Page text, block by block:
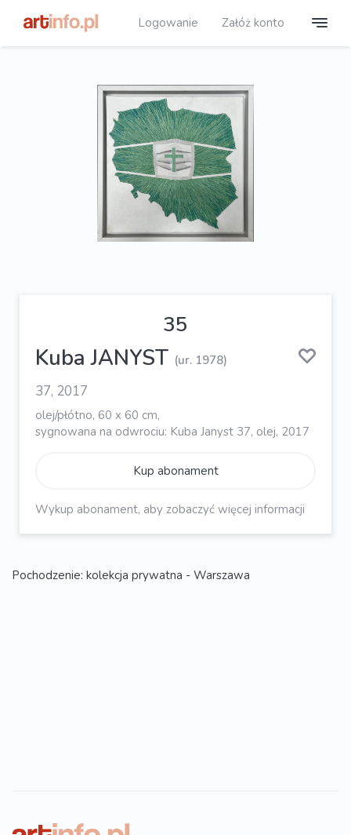
Logowanie Załóż konto
35
Kuba JANYST (ur. 1978)
37, 2017
olej/płótno, 60 x 60 cm,
sygnowana na odwrociu: Kuba Janyst 37, olej, 2017
Kup abonament
Wykup abonament, aby zobaczyć więcej informacji
Pochodzenie: kolekcja prywatna - Warszawa